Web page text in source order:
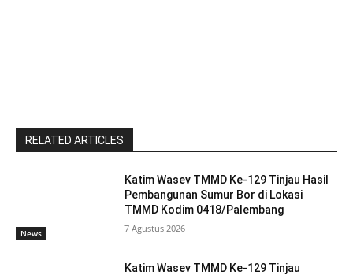
RELATED ARTICLES
News
Katim Wasev TMMD Ke-129 Tinjau Hasil
Pembangunan Sumur Bor di Lokasi
TMMD Kodim 0418/Palembang
7 Agustus 2026
Katim Wasev TMMD Ke-129 Tinjau